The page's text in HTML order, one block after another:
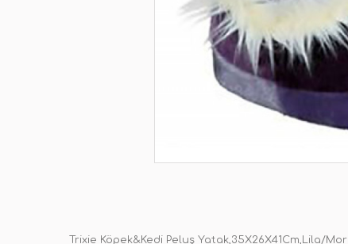
Trixie Köpek&Kedi Peluş Yatak,35X26X41Cm,Lila/Mor